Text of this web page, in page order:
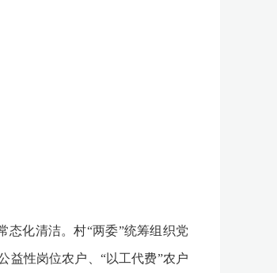
化清洁。村“两委”统筹组织党
益性岗位农户、“以工代费”农户